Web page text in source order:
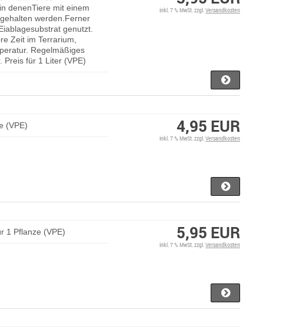
denenTiere mit einem
werden.Ferner
genutzt.
Zeit im Terrarium,
Regelmäßiges
Preis für 1 Liter (VPE)
inkl. 7 % MwSt. zzgl. Versandkosten
(VPE) 4,95 EUR
inkl. 7 % MwSt. zzgl. Versandkosten
1 Pflanze (VPE) 5,95 EUR
inkl. 7 % MwSt. zzgl. Versandkosten